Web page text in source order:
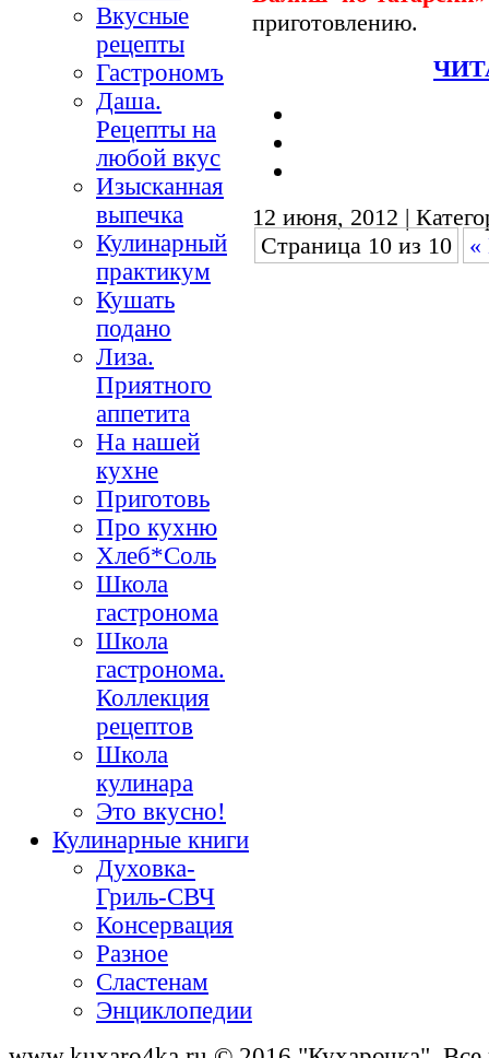
Вкусные
рецепты
Гастрономъ
Даша.
Рецепты на
любой вкус
Изысканная
выпечка
Кулинарный
практикум
Кушать
подано
Лиза.
Приятного
аппетита
На нашей
кухне
Приготовь
Про кухню
Хлеб*Соль
Школа
гастронома
Школа
гастронома.
Коллекция
рецептов
Школа
кулинара
Это вкусно!
Кулинарные книги
Духовка-
Гриль-СВЧ
Консервация
Разное
Сластенам
Энциклопедии
приготовлению.
12 июня, 2012 |
Страница 10 из 10
«